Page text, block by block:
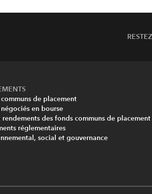
communs de placement
négociés en bourse
rendements des fonds communs de placement
réglementaires
social et gouvernance